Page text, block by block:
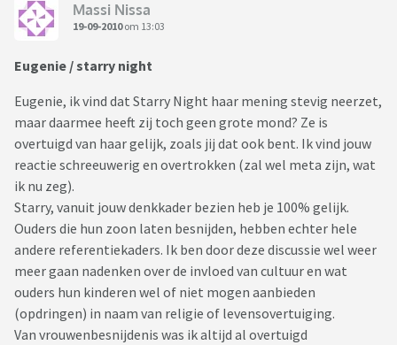
Massi Nissa
19-09-2010om 13:03
Eugenie / starry night
Eugenie, ik vind dat Starry Night haar mening stevig neerzet,
maar daarmee heeft zij toch geen grote mond? Ze is
overtuigd van haar gelijk, zoals jij dat ook bent. Ik vind jouw
reactie schreeuwerig en overtrokken (zal wel meta zijn, wat
ik nu zeg).
Starry, vanuit jouw denkkader bezien heb je 100% gelijk.
Ouders die hun zoon laten besnijden, hebben echter hele
andere referentiekaders. Ik ben door deze discussie wel weer
meer gaan nadenken over de invloed van cultuur en wat
ouders hun kinderen wel of niet mogen aanbieden
(opdringen) in naam van religie of levensovertuiging.
Van vrouwenbesnijdenis was ik altijd al overtuigd